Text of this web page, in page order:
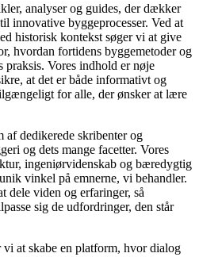
analyser og guides, der dækker
innovative byggeprocesser. Ved at
historisk kontekst søger vi at give
hvordan fortidens byggemetoder og
praksis. Vores indhold er nøje
at det er både informativt og
for alle, der ønsker at lære
af dedikerede skribenter og
og dets mange facetter. Vores
ingeniørvidenskab og bæredygtig
vinkel på emnerne, vi behandler.
dele viden og erfaringer, så
sig de udfordringer, den står
at skabe en platform, hvor dialog